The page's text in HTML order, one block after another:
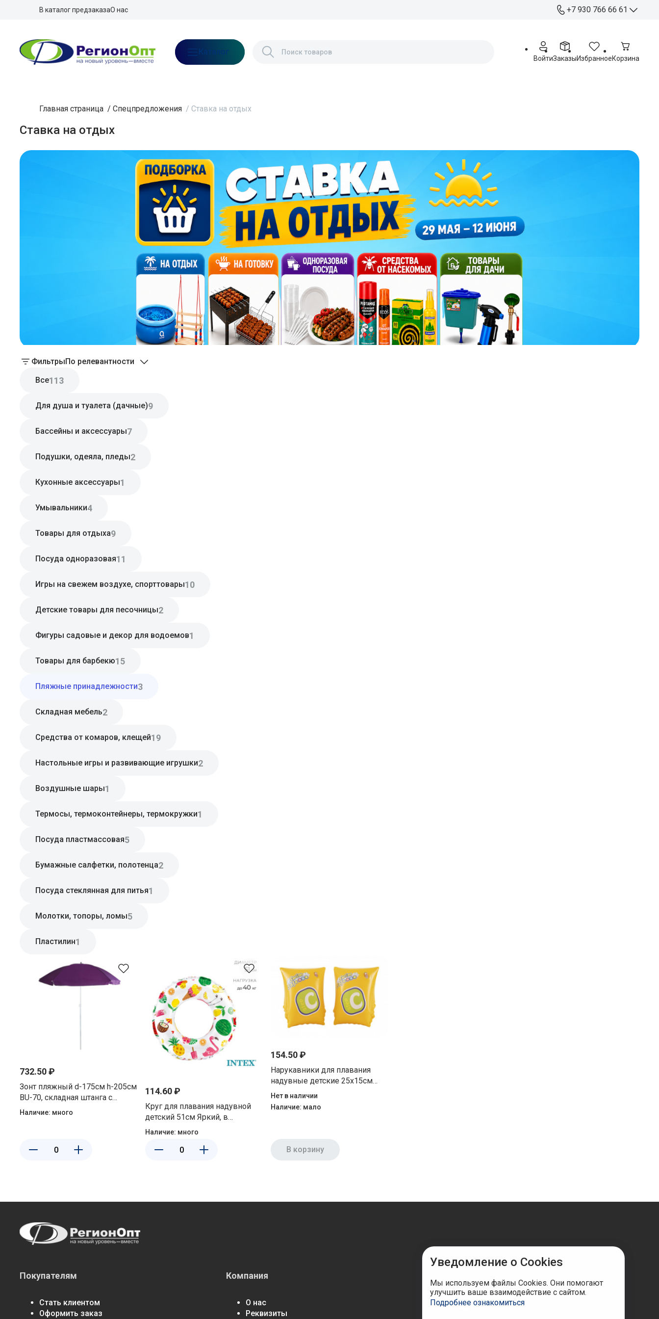
В каталог предзаказаО нас +7 930 766 66 61
Отдел продаж
+ 7 920 263 76 54
центр:
Каталог
ВойтиЗаказыИзбранноеКорзина
Главная страница / Спецпредложения / Ставка на отдых
Ставка на отдых
ФильтрыПо релевантности
Все113
Для душа и туалета (дачные)9
Бассейны и аксессуары7
Подушки, одеяла, пледы2
Кухонные аксессуары1
Умывальники4
Товары для отдыха9
Посуда одноразовая11
Игры на свежем воздухе, спорттовары10
Детские товары для песочницы2
Фигуры садовые и декор для водоемов1
Товары для барбекю15
Пляжные принадлежности3
Складная мебель2
Средства от комаров, клещей19
Настольные игры и развивающие игрушки2
Воздушные шары1
Термосы, термоконтейнеры, термокружки1
Посуда пластмассовая5
Бумажные салфетки, полотенца2
Посуда стеклянная для питья1
Молотки, топоры, ломы5
Пластилин1
732.50 ₽
Зонт пляжный d-175см h-205см
BU-70, складная штанга с
наклоном Ecos 999370
Наличие: много
114.60 ₽
Круг для плавания надувной
детский 51см Яркий, в
ассортименте, от 3 до 6 лет
Наличие: много
154.50 ₽
Нарукавники для плавания
надувные детские 25х15см
Swim Safe, ступень С, от 3 до 6
лет BestWay 32033
Нет в наличии
Наличие: мало
В корзину
Покупателям
Стать клиентом
Оформить заказ
Компания
О нас
Реквизиты
Уведомление о Cookies
Мы используем файлы Cookies. Они помогают
улучшить ваше взаимодействие с сайтом.
Подробнее ознакомиться